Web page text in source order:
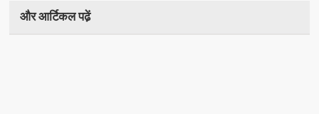
और आर्टिकल पढे़ं